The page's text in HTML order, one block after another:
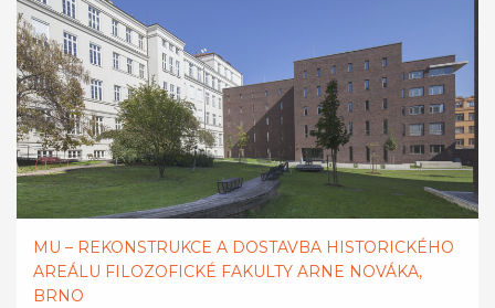
MU – REKONSTRUKCE A DOSTAVBA HISTORICKÉHO
AREÁLU FILOZOFICKÉ FAKULTY ARNE NOVÁKA,
BRNO